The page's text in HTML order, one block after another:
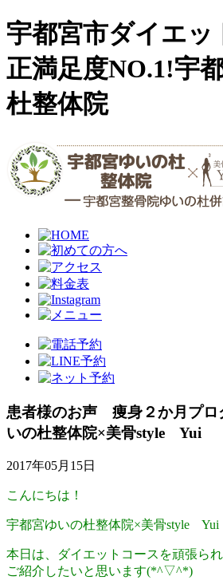
宇都宮市ダイエッ
正満足度NO.1!宇
杜整体院
患者様のお声 痩身２か月プ
いの杜整体院×美骨style Yui
2017年05月15日
こんにちは！
宇都宮ゆいの杜整体院×美骨style
本日は、ダイエットコースを頑張ら
ご紹介したいと思います(*^▽^*)